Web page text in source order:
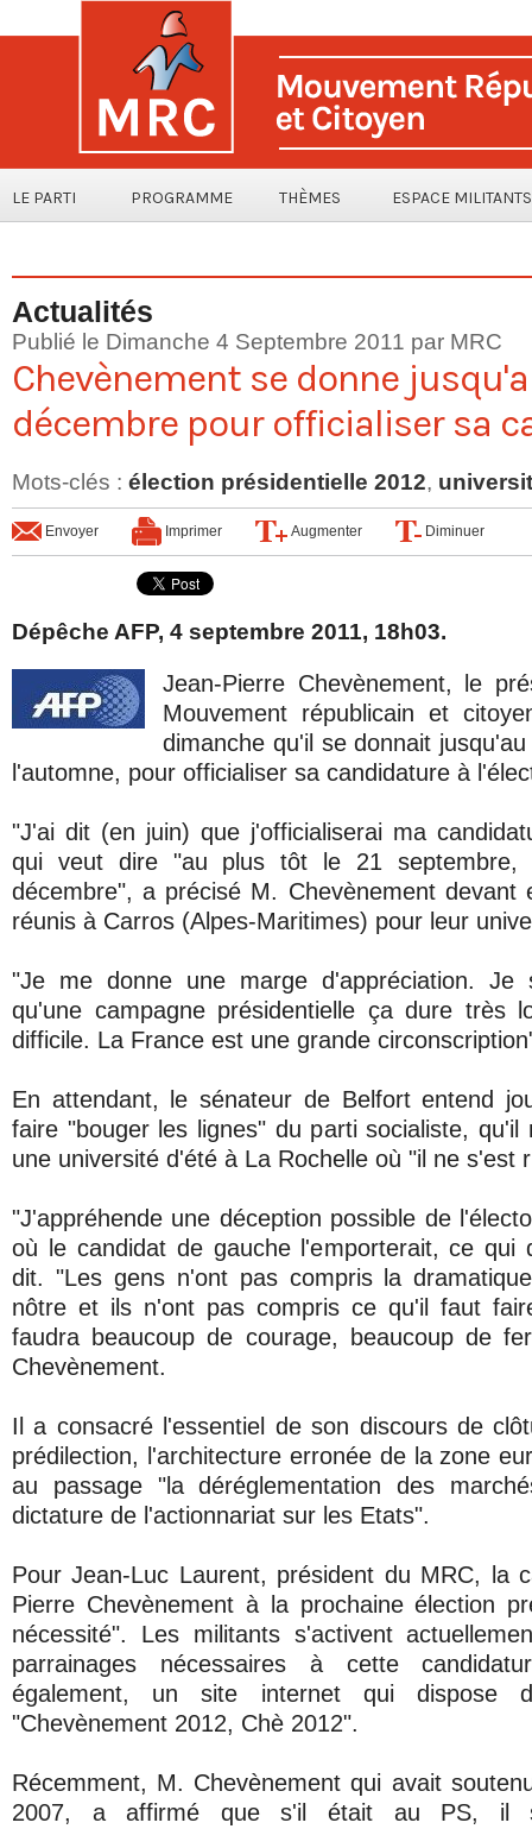
LE PARTI PROGRAMME THÈMES ESPACE MILITANTS
Actualités
Publié le Dimanche 4 Septembre 2011 par MRC
Chevènement se donne
décembre pour officialiser sa
Mots-clés : élection présidentielle 2012,
Envoyer Imprimer Augmenter Diminuer
Dépêche AFP, 4 septembre 2011, 18h03.
Jean-Pierre Chevènement, le
Mouvement républicain et
dimanche qu'il se donnait
l'automne, pour officialiser sa candidature à
"J'ai dit (en juin) que j'officialiserai ma
qui veut dire "au plus tôt le 21
décembre", a précisé M. Chevènement devant
réunis à Carros (Alpes-Maritimes) pour leur
"Je me donne une marge d'appréciation. Je
qu'une campagne présidentielle ça dure très
difficile. La France est une grande
En attendant, le sénateur de Belfort entend
faire "bouger les lignes" du parti socialiste, qu'il
une université d'été à La Rochelle où "il ne s'est
"J'appréhende une déception possible de
où le candidat de gauche l'emporterait, ce qui
dit. "Les gens n'ont pas compris la
nôtre et ils n'ont pas compris ce qu'il faut
faudra beaucoup de courage, beaucoup de
Chevènement.
Il a consacré l'essentiel de son discours de
prédilection, l'architecture erronée de la zone
au passage "la déréglementation des
dictature de l'actionnariat sur les Etats".
Pour Jean-Luc Laurent, président du MRC, la
Pierre Chevènement à la prochaine élection
nécessité". Les militants s'activent
parrainages nécessaires à cette
également, un site internet qui dispose
"Chevènement 2012, Chè 2012".
Récemment, M. Chevènement qui avait
2007, a affirmé que s'il était au PS, il